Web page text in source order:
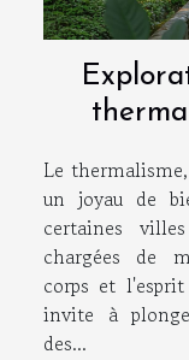
Le
un joyau de
certaines
chargées de
corps et l'esprit
invite à
des...